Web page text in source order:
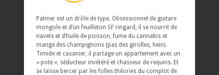
Palmer est un drôle de type. Obsessionnel de guitare
mongole et d’un feuilleton SF ringard, il se nourrit de
navets et d’huile de poisson, fume du cannabis et
mange des champignons (pas des girolles, hein).
Timide et casanier, il partage un appartement avec un
« pote », séducteur invétéré et chasseur de requins. Et
se laisse bercer par les folles théories du complot de